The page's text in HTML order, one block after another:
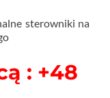
sterowniki na
: +48